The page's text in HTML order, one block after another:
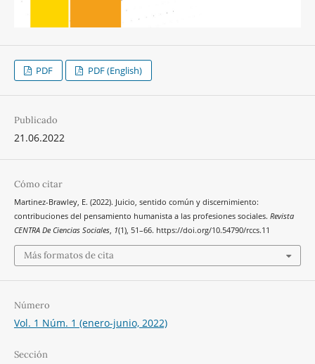
PDF PDF (English)
Publicado
21.06.2022
Cómo citar
Martinez-Brawley, E. (2022). Juicio, sentido común y discernimiento:
contribuciones del pensamiento humanista a las profesiones sociales. Revista
CENTRA De Ciencias Sociales, 1(1), 51–66. https://doi.org/10.54790/rccs.11
Más formatos de cita
Número
Vol. 1 Núm. 1 (enero-junio, 2022)
Sección